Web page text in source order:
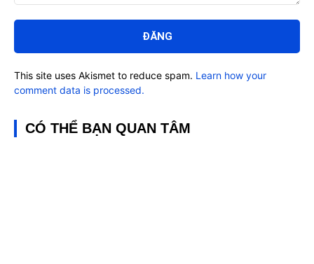
luận:
This site uses Akismet to reduce spam. Learn how your
comment data is processed.
CÓ THỂ BẠN QUAN TÂM